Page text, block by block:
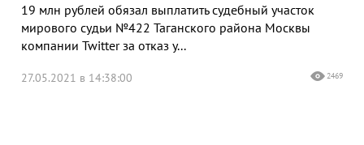
19 млн рублей обязал выплатить судебный участок
мирового судьи №422 Таганского района Москвы
компании Twitter за отказ у...
27.05.2021 в 14:38:00 2469